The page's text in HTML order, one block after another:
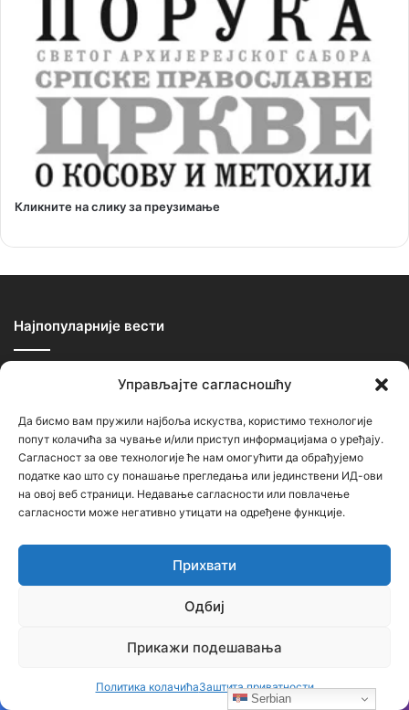
Управљајте сагласношћу
Да бисмо вам пружили најбоља искуства, користимо технологије
попут колачића за чување и/или приступ информацијама о уређају.
Сагласност за ове технологије ће нам омогућити да обрађујемо
податке као што су понашање прегледања или јединствени ИД-ови
на овој веб страници. Недавање сагласности или повлачење
сагласности може негативно утицати на одређене функције.
Прихвати
Одбиј
Прикажи подешавања
Политика колачићаЗаштита приватности
Кликните на слику за преузимање
Најпопуларније вести
За Српску историју говори генерал Симовић… питања и
02.02.2020
Овако је било вечерас у Црној Гори која је оборила
рекорд, око 250000 људи у литији (видео, фотографије)
23.02.2021
Застрашујућа сведочења српског патолога: Ово је
Најновији чланци
почиње најважнија битка
Serbian